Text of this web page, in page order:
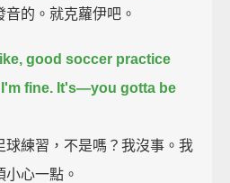
的。就克蘿伊吧。
good soccer practice
I'm fine. It's—you gotta be
球練習，不是嗎？我沒事。我
心一點。